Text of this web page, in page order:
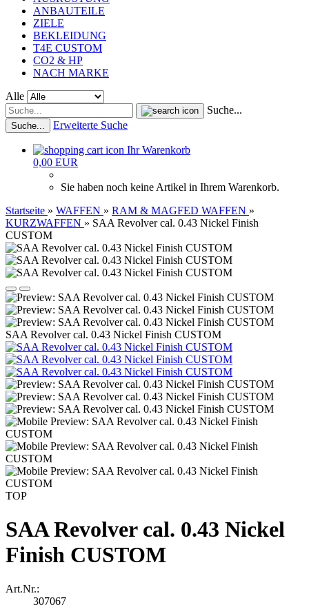
ANBAUTEILE
ZIELE
BEKLEIDUNG
T4E CUSTOM
CO2 & HP
NACH MARKE
Alle
Suche...
Suche... Erweiterte Suche
Ihr Warenkorb
0,00 EUR
Sie haben noch keine Artikel in Ihrem Warenkorb.
Startseite » WAFFEN » RAM & MAGFED WAFFEN »
KURZWAFFEN » SAA Revolver cal. 0.43 Nickel Finish
CUSTOM
SAA Revolver cal. 0.43 Nickel Finish CUSTOM
TOP
SAA Revolver cal. 0.43 Nickel
Finish CUSTOM
Art.Nr.:
307067